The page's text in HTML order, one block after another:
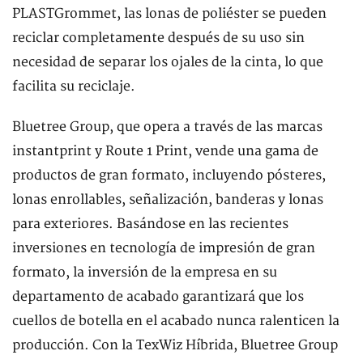
PLASTGrommet, las lonas de poliéster se pueden
reciclar completamente después de su uso sin
necesidad de separar los ojales de la cinta, lo que
facilita su reciclaje.
Bluetree Group, que opera a través de las marcas
instantprint y Route 1 Print, vende una gama de
productos de gran formato, incluyendo pósteres,
lonas enrollables, señalización, banderas y lonas
para exteriores. Basándose en las recientes
inversiones en tecnología de impresión de gran
formato, la inversión de la empresa en su
departamento de acabado garantizará que los
cuellos de botella en el acabado nunca ralenticen la
producción. Con la TexWiz Híbrida, Bluetree Group